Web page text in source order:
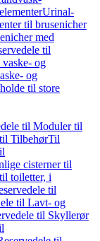
Urinal-
til brusenicher
med
til
og
og
til store
til Moduler til
TilbehørTil
cisterner til
toiletter, i
til
til Lavt- og
til Skyllerør